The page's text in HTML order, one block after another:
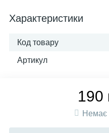
Характеристики
Код товару
Артикул
190
Немає